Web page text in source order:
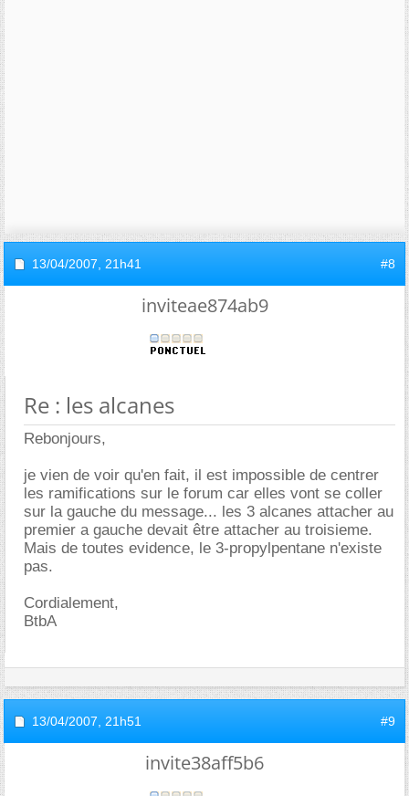
13/04/2007, 21h41 #8
inviteae874ab9
Re : les alcanes
Rebonjours,
je vien de voir qu'en fait, il est impossible de centrer
les ramifications sur le forum car elles vont se coller
sur la gauche du message... les 3 alcanes attacher au
premier a gauche devait être attacher au troisieme.
Mais de toutes evidence, le 3-propylpentane n'existe
pas.
Cordialement,
BtbA
13/04/2007, 21h51 #9
invite38aff5b6